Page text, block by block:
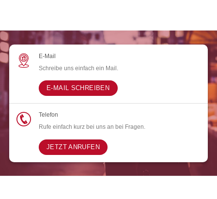
E-Mail
Schreibe uns einfach ein Mail.
E-MAIL SCHREIBEN
Telefon
Rufe einfach kurz bei uns an bei Fragen.
JETZT ANRUFEN